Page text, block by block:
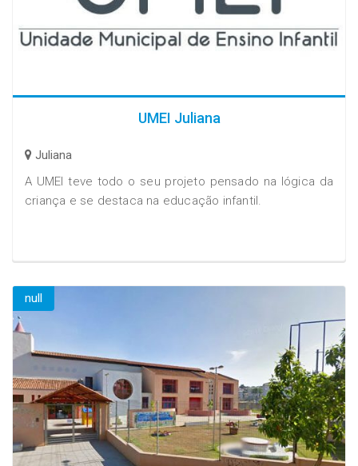
UMEI Juliana
Juliana
A UMEI teve todo o seu projeto pensado na lógica da
criança e se destaca na educação infantil.
null